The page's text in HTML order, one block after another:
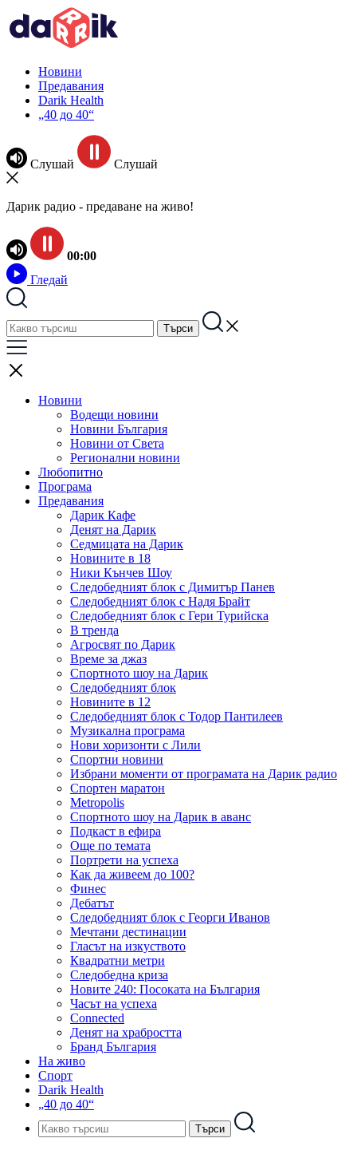
Новини
Предавания
Darik Health
„40 до 40“
Слушай Слушай
Дарик радио - предаване на живо!
00:00
Гледай
Новини
Водещи новини
Новини България
Новини от Света
Регионални новини
Любопитно
Програма
Предавания
Дарик Кафе
Денят на Дарик
Седмицата на Дарик
Новините в 18
Ники Кънчев Шоу
Следобедният блок с Димитър Панев
Следобедният блок с Надя Брайт
Следобедният блок с Гери Турийска
В тренда
Агросвят по Дарик
Време за джаз
Спортното шоу на Дарик
Следобедният блок
Новините в 12
Следобедният блок с Тодор Пантилеев
Музикална програма
Нови хоризонти с Лили
Спортни новини
Избрани моменти от програмата на Дарик радио
Спортен маратон
Metropolis
Спортното шоу на Дарик в аванс
Подкаст в ефира
Още по темата
Портрети на успеха
Как да живеем до 100?
Финес
Дебатът
Следобедният блок с Георги Иванов
Мечтани дестинации
Гласът на изкуството
Квадратни метри
Следобедна криза
Новите 240: Посоката на България
Часът на успеха
Connected
Денят на храбростта
Бранд България
На живо
Спорт
Darik Health
„40 до 40“